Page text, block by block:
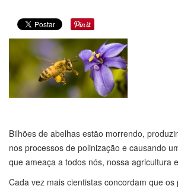
Bilhões de abelhas estão morrendo,
nos processos de polinização e causando
que ameaça a todos nós, nossa agricultura
Cada vez mais cientistas concordam que os